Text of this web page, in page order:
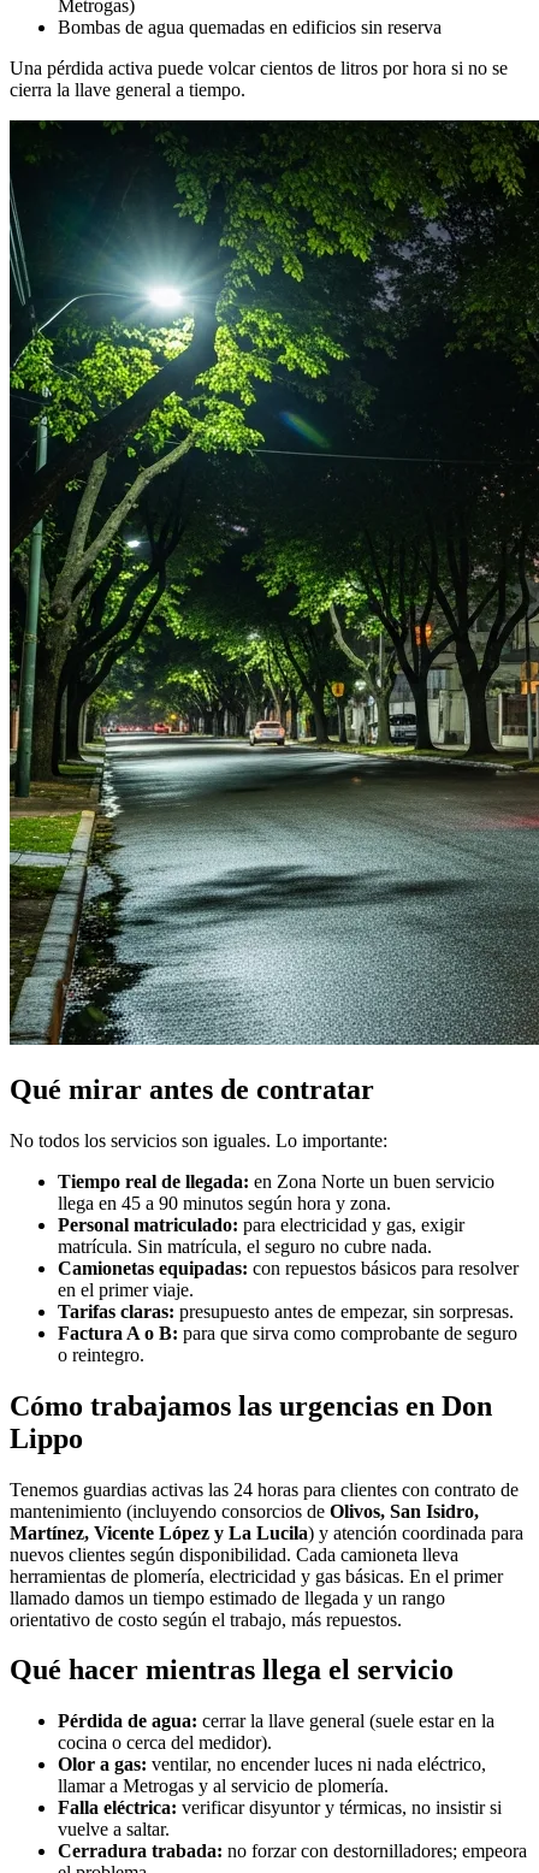
Metrogas)
Bombas de agua quemadas en edificios sin reserva
Una pérdida activa puede volcar cientos de litros por hora si no se
cierra la llave general a tiempo.
Qué mirar antes de contratar
No todos los servicios son iguales. Lo importante:
Tiempo real de llegada: en Zona Norte un buen servicio
llega en 45 a 90 minutos según hora y zona.
Personal matriculado: para electricidad y gas, exigir
matrícula. Sin matrícula, el seguro no cubre nada.
Camionetas equipadas: con repuestos básicos para resolver
en el primer viaje.
Tarifas claras: presupuesto antes de empezar, sin sorpresas.
Factura A o B: para que sirva como comprobante de seguro
o reintegro.
Cómo trabajamos las urgencias en Don
Lippo
Tenemos guardias activas las 24 horas para clientes con contrato de
mantenimiento (incluyendo consorcios de Olivos, San Isidro,
Martínez, Vicente López y La Lucila) y atención coordinada para
nuevos clientes según disponibilidad. Cada camioneta lleva
herramientas de plomería, electricidad y gas básicas. En el primer
llamado damos un tiempo estimado de llegada y un rango
orientativo de costo según el trabajo, más repuestos.
Qué hacer mientras llega el servicio
Pérdida de agua: cerrar la llave general (suele estar en la
cocina o cerca del medidor).
Olor a gas: ventilar, no encender luces ni nada eléctrico,
llamar a Metrogas y al servicio de plomería.
Falla eléctrica: verificar disyuntor y térmicas, no insistir si
vuelve a saltar.
Cerradura trabada: no forzar con destornilladores; empeora